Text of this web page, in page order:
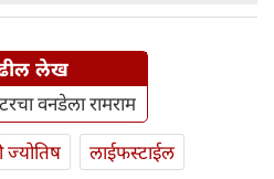
लेख
वनडेला रामराम
ज्योतिष
लाईफस्टाईल